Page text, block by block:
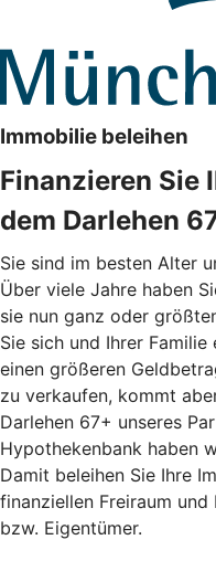
Immobilie beleihen
Finanzieren Sie
dem Darlehen
Sie sind im besten Alter
Über viele Jahre haben
sie nun ganz oder
Sie sich und Ihrer
einen größeren
zu verkaufen, kommt
Darlehen 67+ unseres
Hypothekenbank haben
Damit beleihen Sie Ihre
finanziellen Freiraum
bzw. Eigentümer.